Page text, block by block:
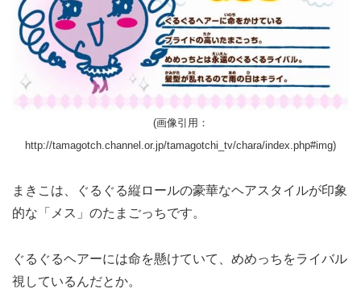
(画像引用：
http://tamagotch.channel.or.jp/tamagotchi_tv/chara/index.php#img)
まきこは、ぐるぐる縦ロールの豪華なヘアスタイルが印象
的な「メス」のたまごっちです。
ぐるぐるヘアーには命を懸けていて、めめっちをライバル
視しているんだとか。